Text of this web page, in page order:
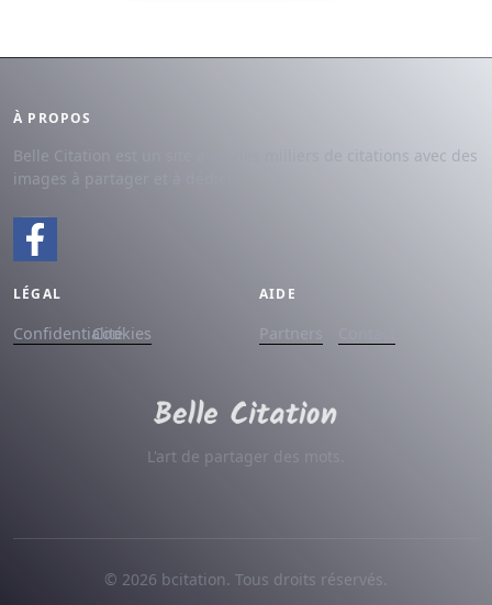
À PROPOS
Belle Citation est un site avec des milliers de citations avec des
images à partager et à dédier.
LÉGAL
ConfidentialitéCookies
AIDE
Partners
L'art de partager des mots.
© 2026 bcitation. Tous droits réservés.